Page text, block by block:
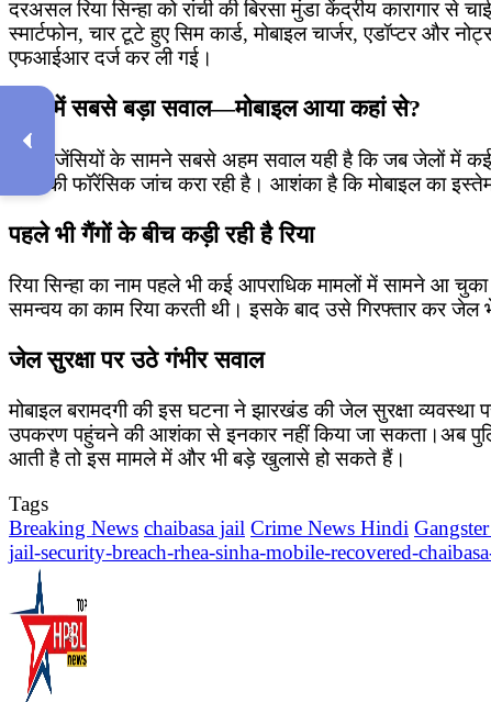
दरअसल रिया सिन्हा को रांची की बिरसा मुंडा केंद्रीय कारागार
स्मार्टफोन, चार टूटे हुए सिम कार्ड, मोबाइल चार्जर, एडॉप्टर
एफआईआर दर्ज कर ली गई।
जांच में सबसे बड़ा सवाल—मोबाइल आया कहां से?
जांच एजेंसियों के सामने सबसे अहम सवाल यही है कि जब जेलों में कई
कार्ड की फॉरेंसिक जांच करा रही है। आशंका है कि मोबाइल का
पहले भी गैंगों के बीच कड़ी रही है रिया
रिया सिन्हा का नाम पहले भी कई आपराधिक मामलों में सामने आ
समन्वय का काम रिया करती थी। इसके बाद उसे गिरफ्तार कर जेल
जेल सुरक्षा पर उठे गंभीर सवाल
मोबाइल बरामदगी की इस घटना ने झारखंड की जेल सुरक्षा
उपकरण पहुंचने की आशंका से इनकार नहीं किया जा सकता।अब पुलिस
आती है तो इस मामले में और भी बड़े खुलासे हो सकते हैं।
Tags
Breaking News chaibasa jail Crime News Hindi
jail-security-breach-rhea-sinha-mobile-recovered-chaibasa-